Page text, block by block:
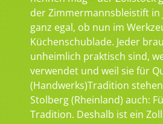
der Zimmermannsbleistift in
ganz egal, ob nun im
Küchenschublade. Jeder
unheimlich praktisch sind,
verwendet und weil sie für
(Handwerks)Tradition
Stolberg (Rheinland) auch:
Tradition. Deshalb ist ein